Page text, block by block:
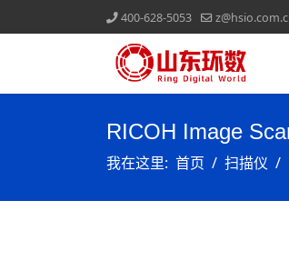
400-628-5053
RICOH Image
我在这里: 首页 扫描仪